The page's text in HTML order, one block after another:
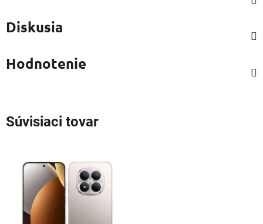
Diskusia
Hodnotenie
Súvisiaci tovar